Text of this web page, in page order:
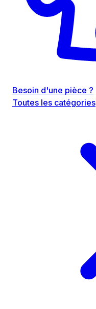
Besoin d'une pièce ?
Toutes les catégories